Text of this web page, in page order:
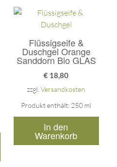
Flüssigseife &
Duschgel Orange
Sanddorn Bio GLAS
€ 18,80
zzgl.Versandkosten
Produkt enthält: 250 ml
In den
Warenkorb